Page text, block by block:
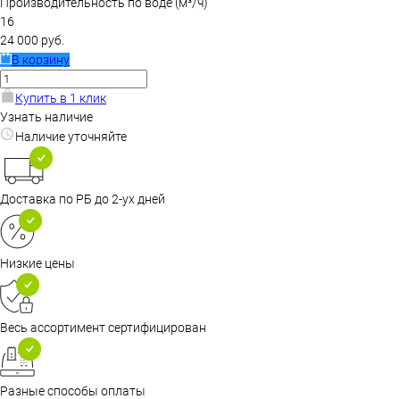
16
24 000 руб.
В корзину
Купить в 1 клик
Узнать наличие
Наличие уточняйте
Доставка по РБ до 2-ух дней
Низкие цены
Весь ассортимент сертифицирован
Разные способы оплаты